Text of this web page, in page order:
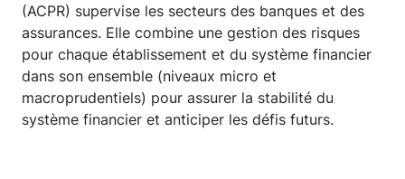
(ACPR) supervise les secteurs des banques et des
assurances. Elle combine une gestion des risques
pour chaque établissement et du système financier
dans son ensemble (niveaux micro et
macroprudentiels) pour assurer la stabilité du
système financier et anticiper les défis futurs.